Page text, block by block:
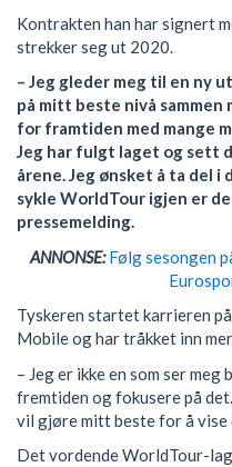
Kontrakten han har signert
strekker seg ut 2020.
– Jeg gleder meg til en ny
på mitt beste nivå sammen
for framtiden med mange
Jeg har fulgt laget og sett
årene. Jeg ønsket å ta del i
sykle WorldTour igjen er
pressemelding.
ANNONSE: Følg sesongen
Tyskeren startet karrieren
Mobile og har tråkket inn
– Jeg er ikke en som ser meg
fremtiden og fokusere på
vil gjøre mitt beste for å vise
Det vordende WorldTour-